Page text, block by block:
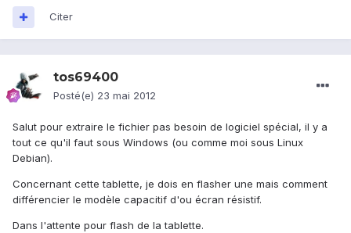
Citer
tos69400
Posté(e) 23 mai 2012
Salut pour extraire le fichier pas besoin de logiciel spécial, il y a
tout ce qu'il faut sous Windows (ou comme moi sous Linux
Debian).
Concernant cette tablette, je dois en flasher une mais comment
différencier le modèle capacitif d'ou écran résistif.
Dans l'attente pour flash de la tablette.